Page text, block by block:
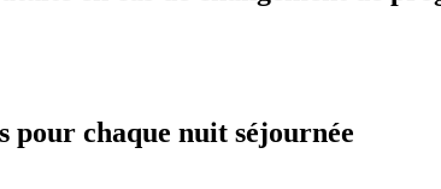
pour chaque nuit séjournée